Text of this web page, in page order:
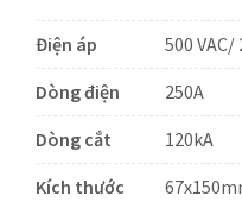
Điện áp
500 VAC/
Dòng điện
250A
Dòng cắt
120kA
Kích thước